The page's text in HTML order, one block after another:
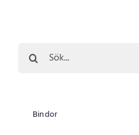
efter:
Bindor